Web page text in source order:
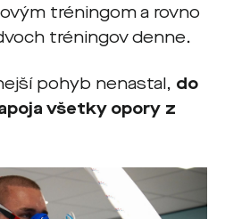
tréningom a rovno
tréningov denne.
pohyb nenastal, do
všetky opory z